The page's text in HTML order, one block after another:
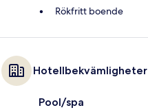
Rökfritt boende
Hotellbekvämligheter
Pool/spa